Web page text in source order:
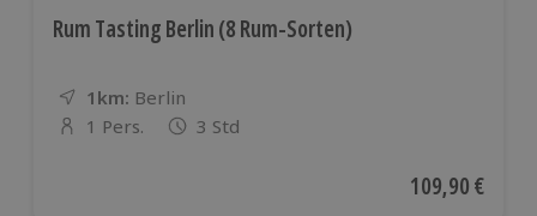
Rum Tasting Berlin (8 Rum-Sorten)
1km: Entfernung
Standort
Berlin
Anzahl der Teilnehmer
1 Pers. 3 Std
Aktueller Preis
109,90 €